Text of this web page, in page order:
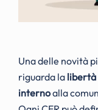
Una delle novità
riguarda la libertà
internoalla